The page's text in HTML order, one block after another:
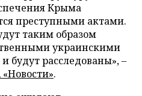
Крыма
преступными актами.
таким образом
украинскими
расследованы», –
.